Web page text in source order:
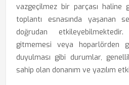
vazgeçilmez bir parçası haline
toplantı esnasında yaşanan
doğrudan
gitmemesi veya hoparlörden
duyulması gibi durumlar,
sahip olan donanım ve yazılım